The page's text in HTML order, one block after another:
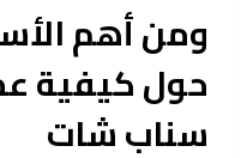
ومن أهم
حول كيفية
سناب شات